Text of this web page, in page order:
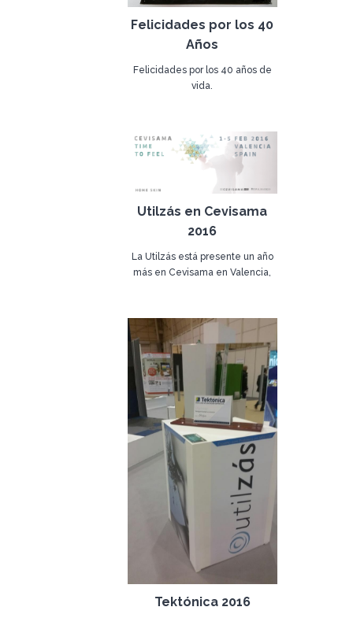
Felicidades por los 40
Años
Felicidades por los 40 años de
vida.
Utilzás en Cevisama
2016
La Utilzás está presente un año
más en Cevisama en Valencia,
Visítenos en el NIVEL 2
PABELLÓN 2
Stand: A31
Tektónica 2016